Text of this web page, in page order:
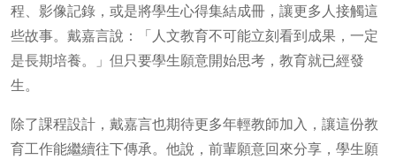
程、影像記錄，或是將學生心得集結成冊，讓更多人接觸這
些故事。戴嘉言說：「人文教育不可能立刻看到成果，一定
是長期培養。」但只要學生願意開始思考，教育就已經發
生。
除了課程設計，戴嘉言也期待更多年輕教師加入，讓這份教
育工作能繼續往下傳承。他說，前輩願意回來分享，學生願